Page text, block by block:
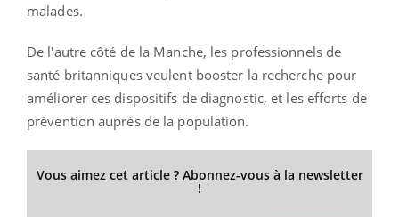
malades.
De l'autre côté de la Manche, les professionnels de
santé britanniques veulent booster la recherche pour
améliorer ces dispositifs de diagnostic, et les efforts de
prévention auprès de la population.
Vous aimez cet article ? Abonnez-vous à la newsletter
!